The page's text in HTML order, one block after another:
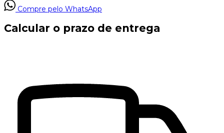
Compre pelo WhatsApp
Calcular o prazo de entrega